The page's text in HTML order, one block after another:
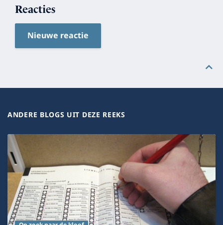
Reacties
Nieuwe reactie
ANDERE BLOGS UIT DEZE REEKS